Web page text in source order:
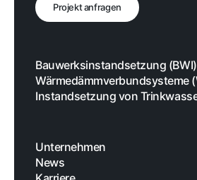
Projekt anfragen
Bauwerksinstandsetzung (BWI)
Wärmedämmverbundsysteme
Instandsetzung von
Unternehmen
News